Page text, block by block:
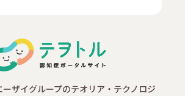
ザイグループのテオリア・テクノロジ